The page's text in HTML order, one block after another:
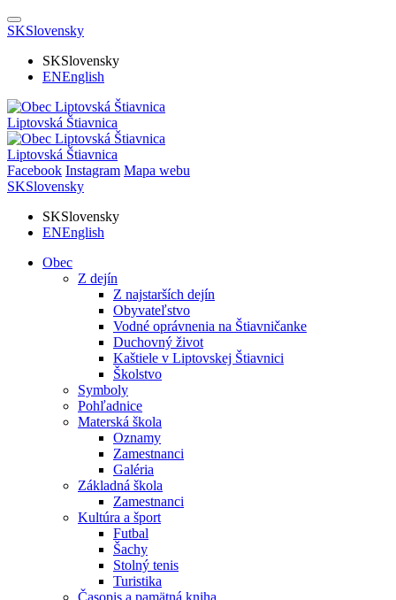
SKSlovensky
SKSlovensky
ENEnglish
Liptovská Štiavnica
Liptovská Štiavnica
Facebook Instagram Mapa webu
SKSlovensky
SKSlovensky
ENEnglish
Obec
Z dejín
Z najstarších dejín
Obyvateľstvo
Vodné oprávnenia na Štiavničanke
Duchovný život
Kaštiele v Liptovskej Štiavnici
Školstvo
Symboly
Pohľadnice
Materská škola
Oznamy
Zamestnanci
Galéria
Základná škola
Zamestnanci
Kultúra a šport
Futbal
Šachy
Stolný tenis
Turistika
Časopis a pamätná kniha